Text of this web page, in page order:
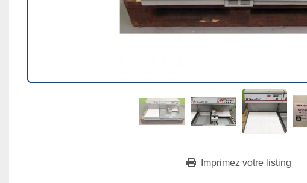
Imprimez votre listing